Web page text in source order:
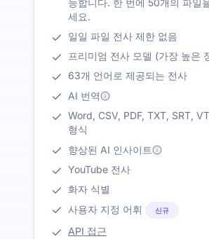
능합니다. 한 번에 50개의 파일
세요.
일일 파일 전사 제한 없음
프리미엄 전사 모델 (가장 높은
63개 언어로 제공되는 전사
AI 번역
Word, CSV, PDF, TXT, SRT,
형식
향상된 AI 인사이트
YouTube 전사
화자 식별
사용자 지정 어휘
신규
API 접근